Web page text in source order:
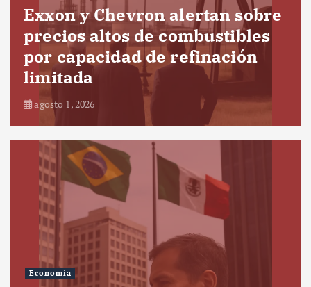
Exxon y Chevron alertan sobre
precios altos de combustibles
por capacidad de refinación
limitada
agosto 1, 2026
Economía